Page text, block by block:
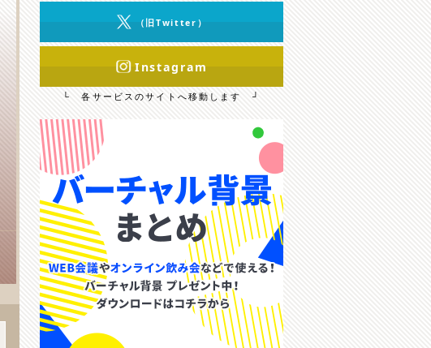
（旧Twitter）
Instagram
└ 各サービスのサイトへ移動します ┘